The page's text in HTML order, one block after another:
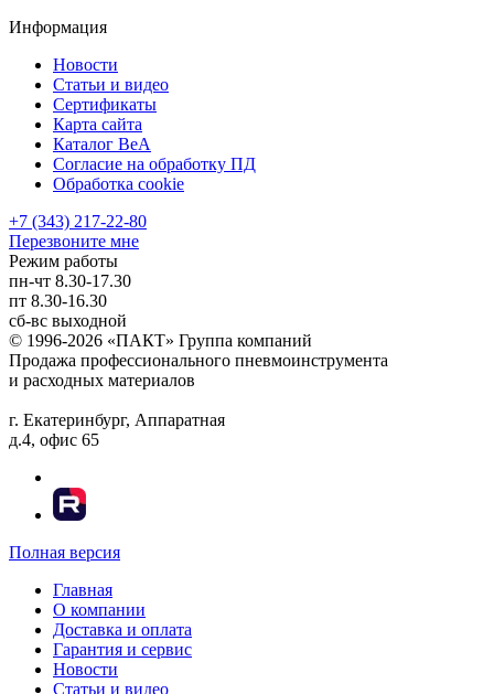
Информация
Новости
Статьи и видео
Сертификаты
Карта сайта
Каталог BeA
Согласие на обработку ПД
Обработка cookie
+7 (343) 217-22-80
Перезвоните мне
Режим работы
пн-чт 8.30-17.30
пт 8.30-16.30
сб-вс выходной
© 1996-2026 «ПАКТ» Группа компаний
Продажа профессионального пневмоинструмента
и расходных материалов
г. Екатеринбург, Аппаратная
д.4, офис 65
Полная версия
Главная
О компании
Доставка и оплата
Гарантия и сервис
Новости
Статьи и видео